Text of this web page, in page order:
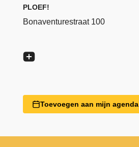
PLOEF!
Bonaventurestraat 100
Toevoegen aan mijn agenda